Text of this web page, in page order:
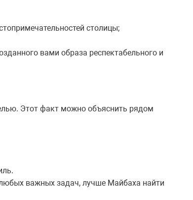
столицы;
вами образа респектабельного и
Этот факт можно объяснить рядом
важных задач, лучше Майбаха найти